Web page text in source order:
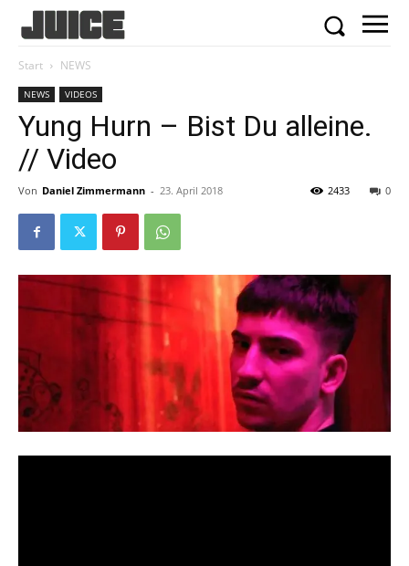
Start NEWS
NEWS VIDEOS
Yung Hurn – Bist Du alleine.
// Video
Von Daniel Zimmermann - 23. April 2018 0
2433